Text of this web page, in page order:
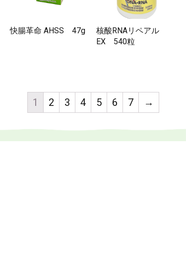
快腸革命 AHSS 47g
核酸RNAリペアル
EX 540粒
1 2 3 4 5 6 7 →